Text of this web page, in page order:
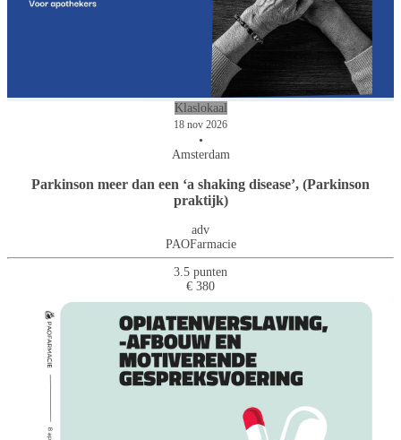
Klaslokaal
18 nov 2026
•
Amsterdam
Parkinson meer dan een ‘a shaking disease’, (Parkinson
praktijk)
adv
PAOFarmacie
3.5 punten
€ 380